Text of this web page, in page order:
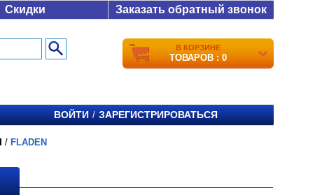
Скидки Заказать обратный звонок
В КОРЗИНЕ
ТОВАРОВ : 0
ВОЙТИ / ЗАРЕГИСТРИРОВАТЬСЯ
/ FLADEN